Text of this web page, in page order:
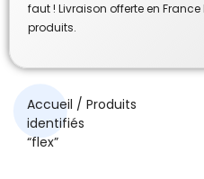
faut ! Livraison offerte en
produits.
Accueil / Produits
identifiés
“flex”